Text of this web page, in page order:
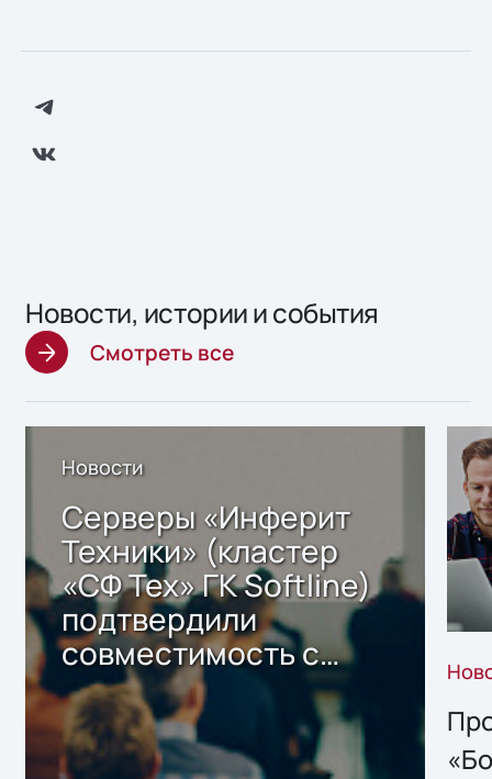
Новости, истории и события
Смотреть все
Новости
Серверы «Инферит
Техники» (кластер
«СФ Тех» ГК Softline)
подтвердили
совместимость с
решением Sharx
Storage 2.x для
хранения данных